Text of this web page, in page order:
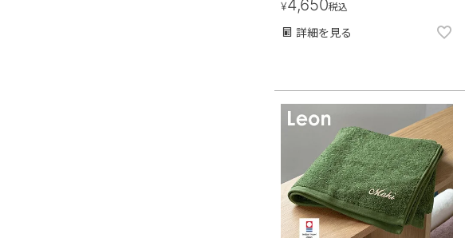
¥4,650税込
詳細を見る